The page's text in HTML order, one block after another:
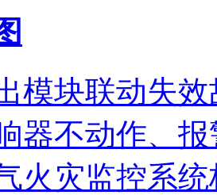
模块联动失效
器不动作、
火灾监控系